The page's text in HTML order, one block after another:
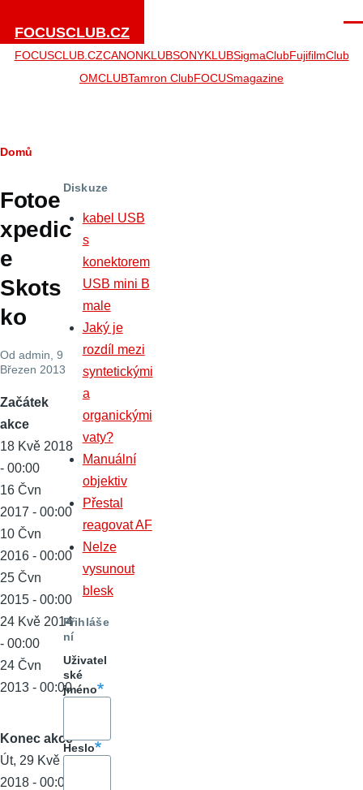
FOCUSCLUB.CZ
FOCUSCLUB.CZCANONKLUBSONYKLUBSigmaClubFujifilmClub
OMCLUBTamron ClubFOCUSmagazine
Drobečková
navigace
Domů
Fotoe
xpedic
e
Skots
ko
Od admin , 9
Březen 2013
Začátek
akce
18 Kvě 2018
- 00:00
16 Čvn
2017 - 00:00
10 Čvn
2016 - 00:00
25 Čvn
2015 - 00:00
24 Kvě 2014
- 00:00
24 Čvn
2013 - 00:00
Konec akce
Út, 29 Kvě
2018 - 00:00
Diskuze
kabel USB
s
konektorem
USB mini B
male
Jaký je
rozdíl mezi
syntetickými
a
organickými
vaty?
Manuální
objektiv
Přestal
reagovat AF
Nelze
vysunout
blesk
Přihláše
ní
Uživatel
ské
jméno
Heslo